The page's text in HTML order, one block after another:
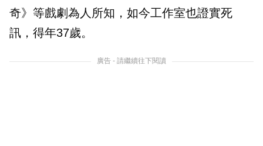
奇》等戲劇為人所知，如今工作室也證實死
訊，得年37歲。
廣告 - 請繼續往下閱讀